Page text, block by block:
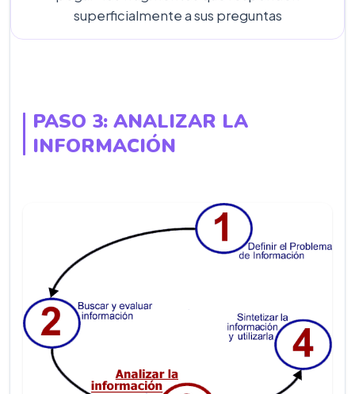
superficialmente a sus preguntas
PASO 3: ANALIZAR LA
INFORMACIÓN